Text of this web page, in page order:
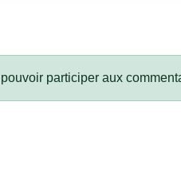
participer aux